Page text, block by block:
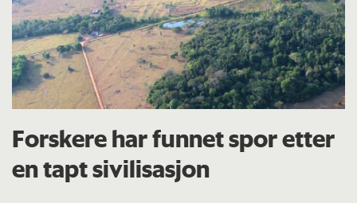
Forskere har funnet spor etter
en tapt sivilisasjon